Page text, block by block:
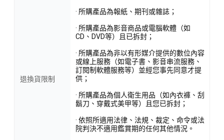
退換貨限制
· 所購產品為報紙、期刊或雜誌；
· 所購產品為影音商品或電腦軟體（如
CD、DVD等）且已拆封；
· 所購產品為非以有形媒介提供的數位內容
或線上服務（如電子書、影音串流服務、
訂閱制軟體服務等）並經您事先同意才提
供；
· 所購產品為個人衛生用品（如內衣褲、刮
鬍刀、穿戴式美甲等）且您已拆封；
· 依照所適用法律、法規、裁定、命令或法
院判決不適用鑑賞期的任何其他情況。